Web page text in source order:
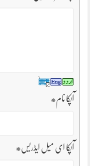
آپکا نام*
آپکا ای میل ایڈریس*